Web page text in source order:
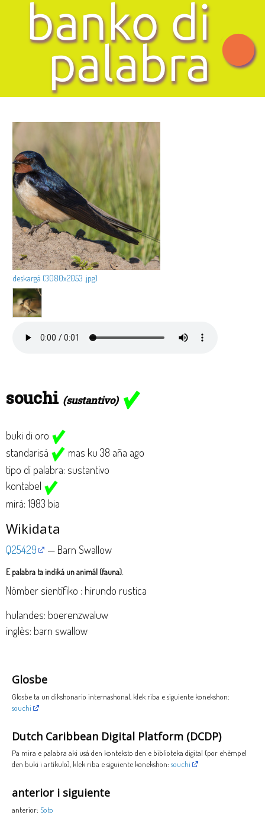
deskargá (3080x2053 .jpg)
souchi (sustantivo)
buki di oro
standarisá
mas ku 38 aña ago
tipo di palabra: sustantivo
kontabel
mirá: 1983 bia
Wikidata
Q25429 — Barn Swallow
E palabra ta indiká un animál (fauna).
Nòmber sientífiko : hirundo rustica
hulandes: boerenzwaluw
inglès: barn swallow
Glosbe
Glosbe ta un dikshonario internashonal, klek riba e siguiente konekshon:
souchi
Dutch Caribbean Digital Platform (DCDP)
Pa mira e palabra aki usá den konteksto den e biblioteka digital (por ehèmpel
den buki i artíkulo), klek riba e siguiente konekshon: souchi
anterior i siguiente
anterior: Soto